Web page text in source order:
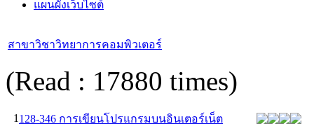
แผนผังเว็บไซต์
สาขาวิชาวิทยาการคอมพิวเตอร์
(Read : 17880 times)
1 128-346 การเขียนโปรแกรมบนอินเตอร์เน็ต